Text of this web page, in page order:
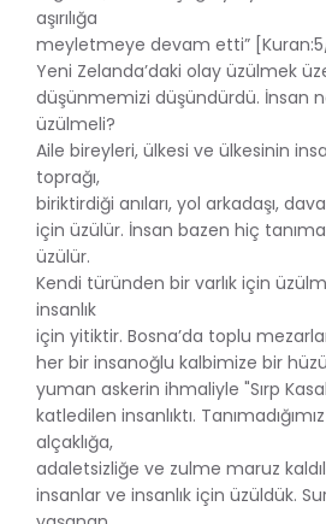
aşırılığa
meyletmeye devam etti”
Yeni Zelanda’daki olay üzülmek
düşünmemizi düşündürdü. İnsan
üzülmeli?
Aile bireyleri, ülkesi ve ülkesinin
toprağı,
biriktirdiği anıları, yol arkadaşı,
için üzülür. İnsan bazen hiç
üzülür.
Kendi türünden bir varlık için
insanlık
için yitiktir. Bosna’da toplu
her bir insanoğlu kalbimize bir
yuman askerin ihmaliyle "Sırp
katledilen insanlıktı.
alçaklığa,
adaletsizliğe ve zulme maruz
insanlar ve insanlık için üzüldük.